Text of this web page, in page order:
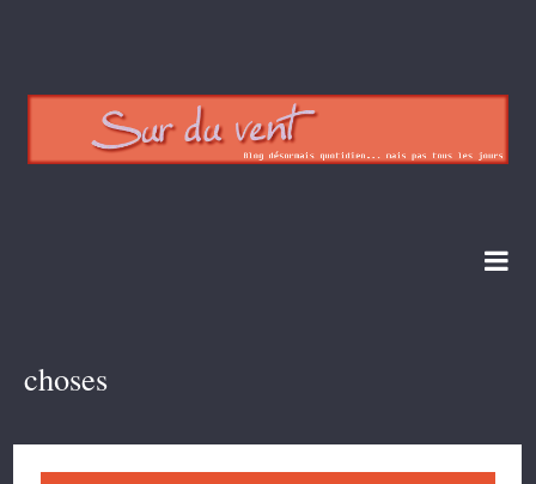
choses